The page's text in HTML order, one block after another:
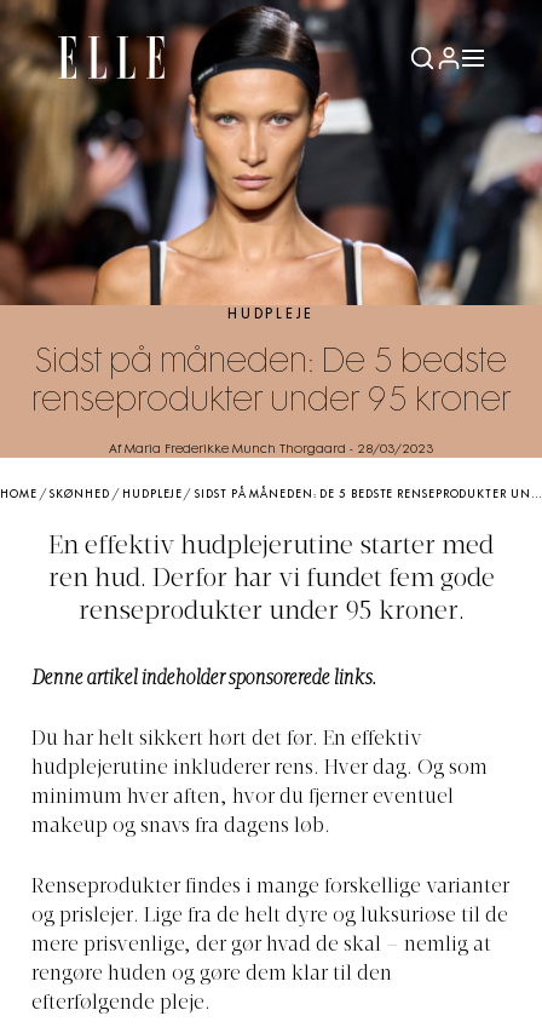
HUDPLEJE
Sidst på måneden: De 5 bedste
renseprodukter under 95 kroner
Af Maria Frederikke Munch Thorgaard - 28/03/2023
HOME /SKØNHED / HUDPLEJE /SIDST PÅ MÅNEDEN: DE 5 BEDSTE RENSEPRODUKTER UNDER 95 KRONER
En effektiv hudplejerutine starter med
ren hud. Derfor har vi fundet fem gode
renseprodukter under 95 kroner.
Denne artikel indeholder sponsorerede links.
Du har helt sikkert hørt det før. En effektiv
hudplejerutine inkluderer rens. Hver dag. Og som
minimum hver aften, hvor du fjerner eventuel
makeup og snavs fra dagens løb.
Renseprodukter findes i mange forskellige varianter
og prislejer. Lige fra de helt dyre og luksuriøse til de
mere prisvenlige, der gør hvad de skal – nemlig at
rengøre huden og gøre dem klar til den
efterfølgende pleje.